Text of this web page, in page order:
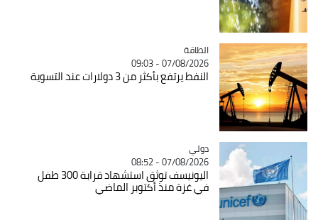
Catégorie
الطاقة
07/08/2026 - 09:03
النفط يرتفع بأكثر من 3 دولارات عند التسوية
Catégorie
دولي
07/08/2026 - 08:52
اليونيسف توثق استشهاد قرابة 300 طفل
في غزة منذ أكتوبر الماضي